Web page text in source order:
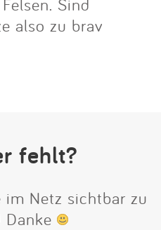
Sind
also zu brav
fehlt?
Netz sichtbar zu
Danke